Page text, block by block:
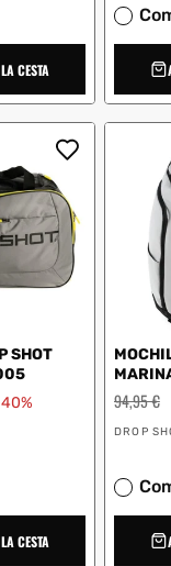
CESTA
SHOT
CESTA
Precio
habitual
94,95 €
DROP